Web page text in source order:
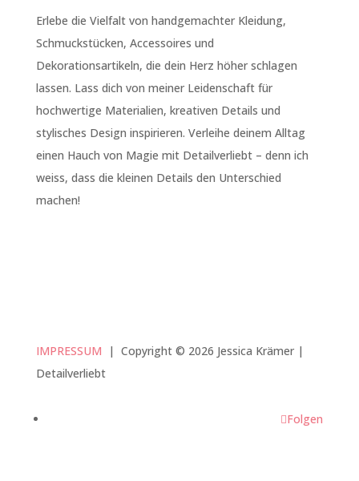
Erlebe die Vielfalt von handgemachter Kleidung,
Schmuckstücken, Accessoires und
Dekorationsartikeln, die dein Herz höher schlagen
lassen. Lass dich von meiner Leidenschaft für
hochwertige Materialien, kreativen Details und
stylisches Design inspirieren. Verleihe deinem Alltag
einen Hauch von Magie mit Detailverliebt – denn ich
weiss, dass die kleinen Details den Unterschied
machen!
IMPRESSUM | Copyright © 2026 Jessica Krämer |
Detailverliebt
Folgen